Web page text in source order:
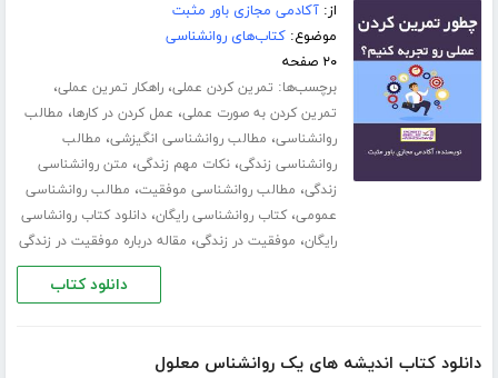
از:آکادمی مجازی باور مثبت
موضوع:کتاب‌های روانشناسی
۲۰ صفحه
برچسب‌ها: تمرین کردن عملی،راهکار تمرین عملی،
تمرین کردن به صورت عملی، عمل کردن در کارها، مطالب
روانشناسی، مطالب روانشناسی انگیزشی، مطالب
روانشناسی زندگی،نکات مهم زندگی، متن روانشناسی
زندگی، مطالب روانشناسی موفقیت، مطالب روانشناسی
عمومی،کتاب روانشناسی رایگان،دانلود کتاب روانشاسی
رایگان، موفقیت در زندگی، مقاله درباره موفقیت در زندگی
دانلود کتاب
دانلود کتاب اندیشه های یک روانشناس معلول